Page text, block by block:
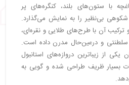
با ستون‌های بلند، کنگره‌های پر
بی‌نظیر را به نمایش می‌گذارد.
ترکیب آن با طرح‌های طلایی و نقره‌ای،
سلطنتی و درعین‌حال مدرن داده است.
یکی از زیباترین دروازه‌های استانبول
بسیار ظریف طراحی شده و گویی به